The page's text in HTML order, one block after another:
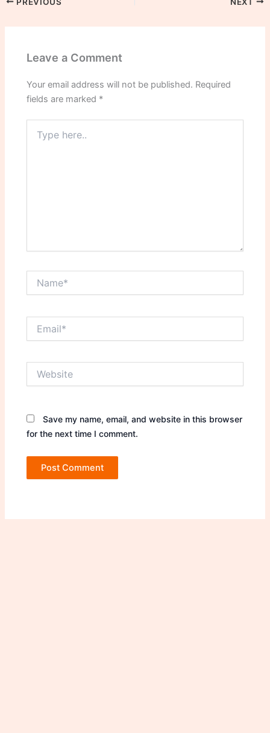
Leave a Comment
Your email address will not be published. Required
fields are marked *
here..
Save my name, email, and website in this browser
for the next time I comment.